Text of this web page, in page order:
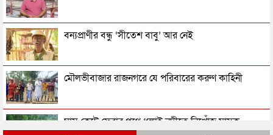
বন্যপ্রাণীর বন্ধু ‘সীতেশ বাবু’ আর নেই
মৌলভীবাজার রাজনগরে যে পরিবারের করুণ কাহিনী
ঘাস কেটে ফেরার পথে ধলাই নদীতে নিখোঁজ মাসুক